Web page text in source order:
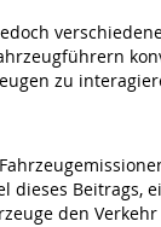
zu
dieses Beitrags,
den